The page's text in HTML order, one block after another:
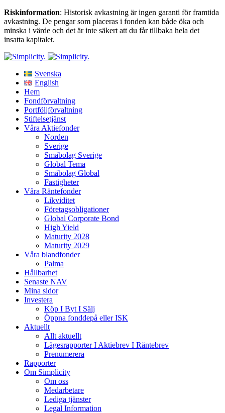
Riskinformation: Historisk avkastning är ingen garanti för framtida
avkastning. De pengar som placeras i fonden kan både öka och
minska i värde och det är inte säkert att du får tillbaka hela det
insatta kapitalet.
Svenska
English
Hem
Fondförvaltning
Portföljförvaltning
Stiftelsetjänst
Våra Aktiefonder
Norden
Sverige
Småbolag Sverige
Global Tema
Småbolag Global
Fastigheter
Våra Räntefonder
Likviditet
Företagsobligationer
Global Corporate Bond
High Yield
Maturity 2028
Maturity 2029
Våra blandfonder
Palma
Hållbarhet
Senaste NAV
Mina sidor
Investera
Köp I Byt I Sälj
Öppna fonddepå eller ISK
Aktuellt
Allt aktuellt
Lägesrapporter I Aktiebrev I Räntebrev
Prenumerera
Rapporter
Om Simplicity
Om oss
Medarbetare
Lediga tjänster
Legal Information